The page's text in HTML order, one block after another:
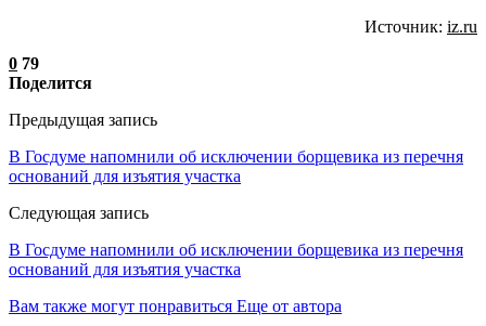
Источник: iz.ru
0 79
Поделится
Предыдущая запись
В Госдуме напомнили об исключении борщевика из перечня
оснований для изъятия участка
Следующая запись
В Госдуме напомнили об исключении борщевика из перечня
оснований для изъятия участка
Вам также могут понравиться Еще от автора